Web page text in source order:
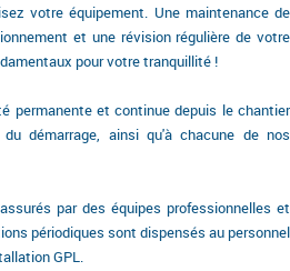
votre équipement. Une maintenance de
et une révision régulière de votre
pour votre tranquillité !
permanente et continue depuis le chantier
du démarrage, ainsi qu'à chacune de nos
par des équipes professionnelles et
périodiques sont dispensés au personnel
GPL.